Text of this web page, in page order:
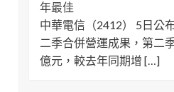
年最佳
中華電信（2412） 5日公
二季合併營運成果，第二
億元，較去年同期增 […]